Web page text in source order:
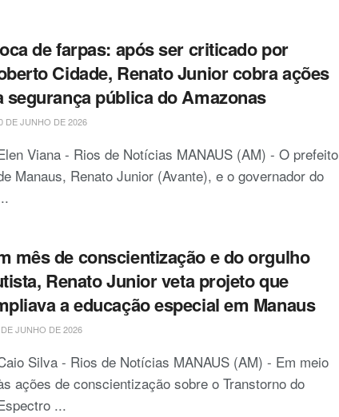
de farpas: após ser criticado por
Cidade, Renato Junior cobra ações
segurança pública do Amazonas
DE JUNHO DE 2026
Viana - Rios de Notícias MANAUS (AM) - O prefeito
Manaus, Renato Junior (Avante), e o governador do
mês de conscientização e do orgulho
Renato Junior veta projeto que
a educação especial em Manaus
JUNHO DE 2026
Silva - Rios de Notícias MANAUS (AM) - Em meio
ações de conscientização sobre o Transtorno do
...